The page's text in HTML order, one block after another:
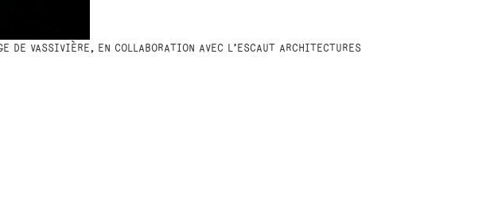
DE VASSIVIÈRE, EN COLLABORATION AVEC L’ESCAUT ARCHITECTURES